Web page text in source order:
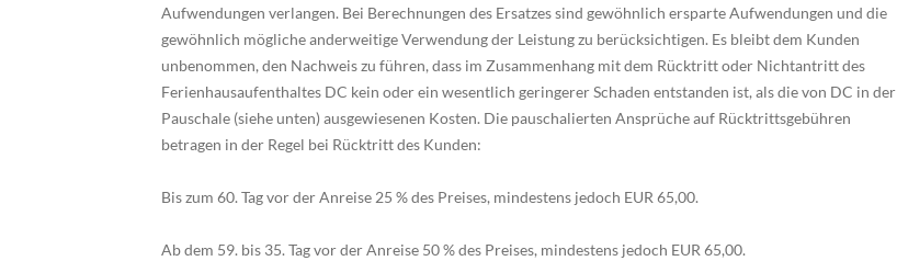
Aufwendungen verlangen. Bei Berechnungen des Ersatzes sind gewöhnlich ersparte Aufwendungen und die
gewöhnlich mögliche anderweitige Verwendung der Leistung zu berücksichtigen. Es bleibt dem Kunden
unbenommen, den Nachweis zu führen, dass im Zusammenhang mit dem Rücktritt oder Nichtantritt des
Ferienhausaufenthaltes DC kein oder ein wesentlich geringerer Schaden entstanden ist, als die von DC in der
Pauschale (siehe unten) ausgewiesenen Kosten. Die pauschalierten Ansprüche auf Rücktrittsgebühren
betragen in der Regel bei Rücktritt des Kunden:
Bis zum 60. Tag vor der Anreise 25 % des Preises, mindestens jedoch EUR 65,00.
Ab dem 59. bis 35. Tag vor der Anreise 50 % des Preises, mindestens jedoch EUR 65,00.